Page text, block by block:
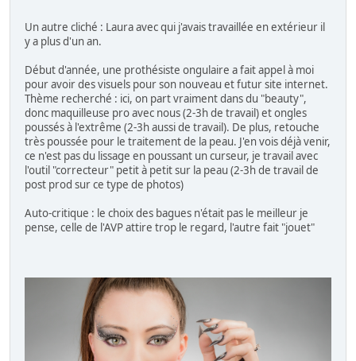
Un autre cliché : Laura avec qui j'avais travaillée en extérieur il
y a plus d'un an.
Début d'année, une prothésiste ongulaire a fait appel à moi
pour avoir des visuels pour son nouveau et futur site internet.
Thème recherché : ici, on part vraiment dans du "beauty",
donc maquilleuse pro avec nous (2-3h de travail) et ongles
poussés à l'extrême (2-3h aussi de travail). De plus, retouche
très poussée pour le traitement de la peau. J'en vois déjà venir,
ce n'est pas du lissage en poussant un curseur, je travail avec
l'outil "correcteur" petit à petit sur la peau (2-3h de travail de
post prod sur ce type de photos)
Auto-critique : le choix des bagues n'était pas le meilleur je
pense, celle de l'AVP attire trop le regard, l'autre fait "jouet"